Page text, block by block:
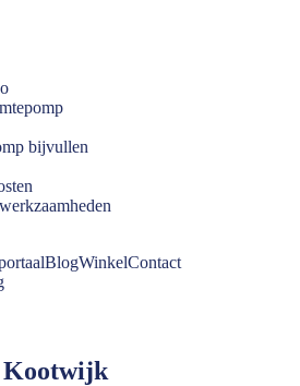
bijvullen
BlogWinkelContact
Kootwijk